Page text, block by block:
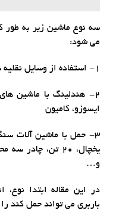
سه نوع ماشین زیر به طور
می شود:
1- استفاده از وسایل نقلیه سبک: وانت، وانت پراید، وانت نیسان
2- هندلینگ با ماشین
ایسوزو، کامیون
3- حمل با ماشین آلات
یخچال، 20 تن،
و…
در این مقاله ابتدا نوع،
باربری می تواند حمل کند